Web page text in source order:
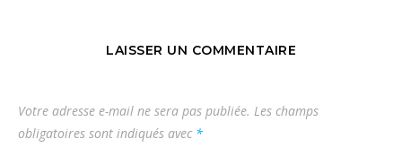
LAISSER UN COMMENTAIRE
Votre adresse e-mail ne sera pas publiée. Les champs
obligatoires sont indiqués avec *